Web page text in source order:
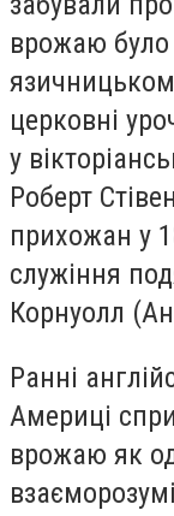
врожаю
церковні
у
Роберт
прихожан у
служіння
Корнуолл
Ранні
Америці
врожаю як